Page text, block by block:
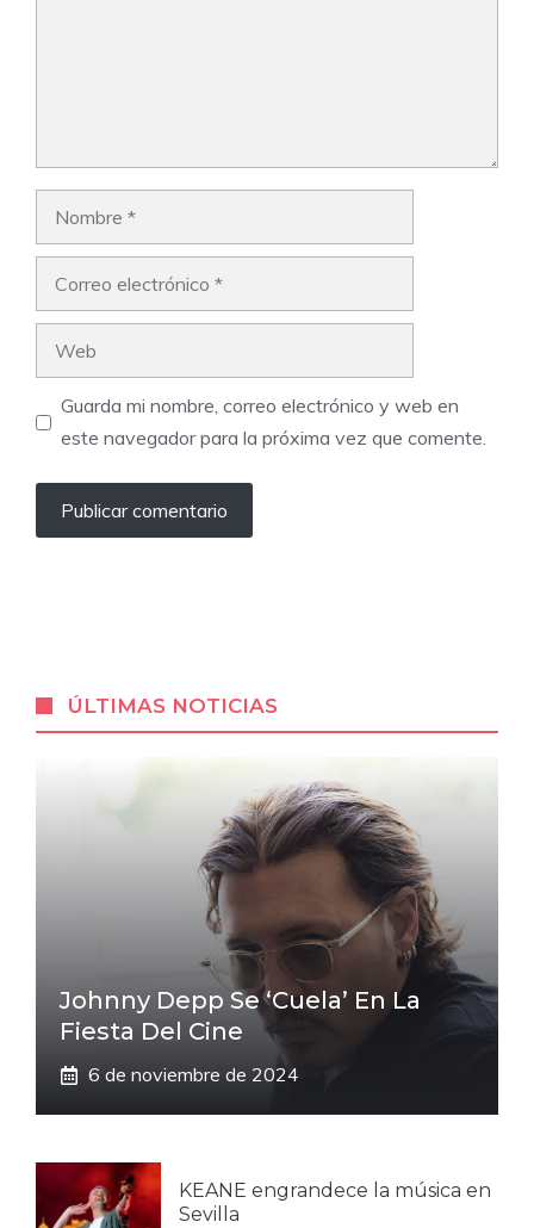
Guarda mi nombre, correo electrónico y web en
este navegador para la próxima vez que comente.
ÚLTIMAS NOTICIAS
Johnny Depp Se ‘cuela’ En La
Fiesta Del Cine
6 de noviembre de 2024
KEANE engrandece la música en
Sevilla